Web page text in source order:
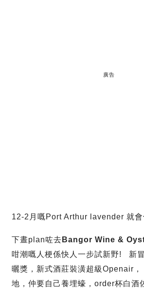
廣告
12-2月嘅Port Arthur lavender 就會
下晝plan咗去 Bangor Wine &
咁潮嘅人梗係快人一步試新野! 新
曬獎，新式酒莊裝潢超級Openair
地，仲要自己養埋蠔，order杯白酒